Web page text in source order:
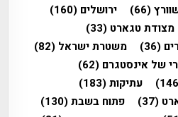
(66) ירושלים (160)
מצודת טגארט (33)
(36) משטרת ישראל (82)
של אינסטגרם (62)
עתיקות(183)
(37) פתוח בשבת(130)